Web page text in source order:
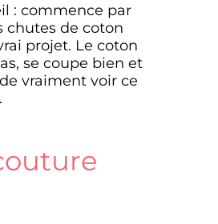
: commence par
chutes de coton
projet. Le coton
se coupe bien et
vraiment voir ce